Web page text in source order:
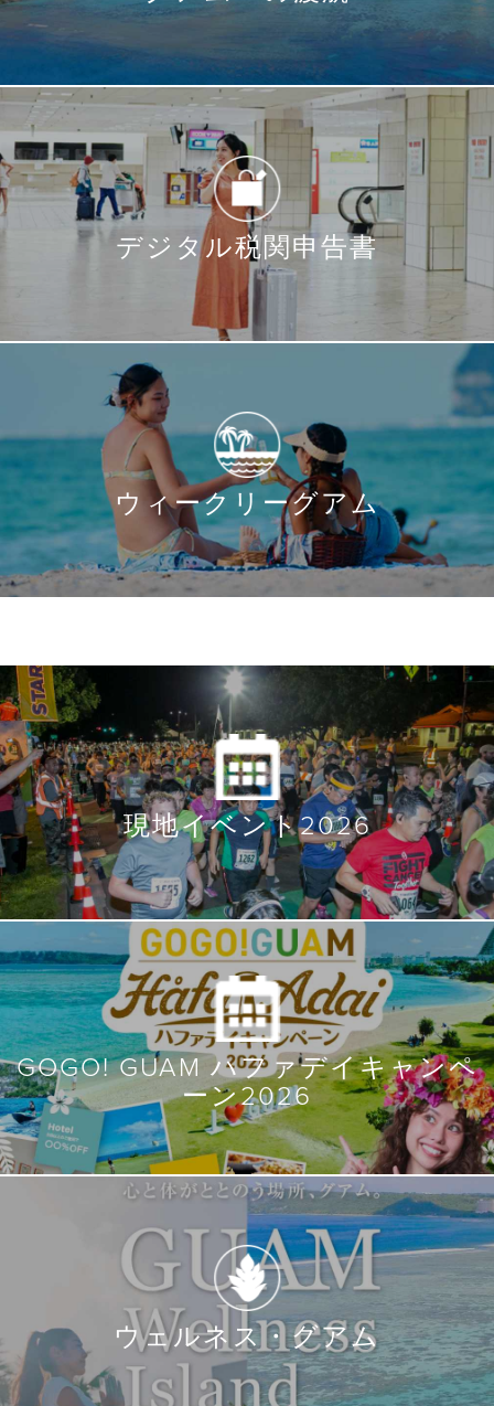
ご利用の際は、グアム政府観光局公式LINEを
友だち追加のうえ、キャンペーン公式ページ
より詳しい利用方法や対象特典をご確認くだ
さい。
グアム政府観光局公式LINE：
https://line.me/R/ti/p/@317iimdn
キャンペーン公式ページ：
https://www.gogoguam.jp/
https://www.youtube.com/watch?
v=eXErBL1OPIY
デジタル税関申告書
ウィークリーグアム
現地イベント2026
GOGO! GUAM ハファデイキャンペ
ーン2026
ウェルネス・グアム